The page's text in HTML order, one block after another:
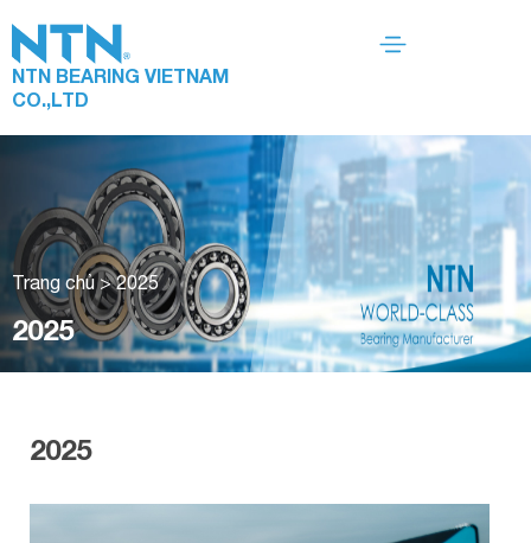
NTN BEARING VIETNAM
CO.,LTD
Trang chủ>2025
2025
2025